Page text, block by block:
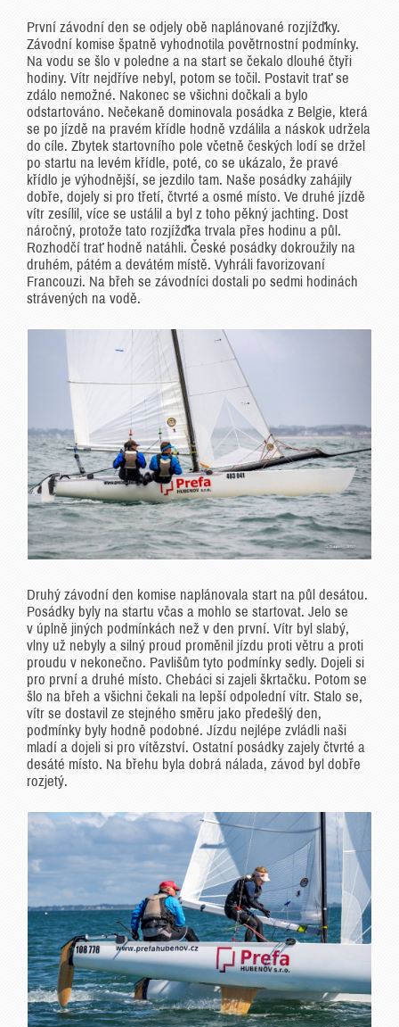
První závodní den se odjely obě naplánované rozjížďky.
Závodní komise špatně vyhodnotila povětrnostní podmínky.
Na vodu se šlo v poledne a na start se čekalo dlouhé čtyři
hodiny. Vítr nejdříve nebyl, potom se točil. Postavit trať se
zdálo nemožné. Nakonec se všichni dočkali a bylo
odstartováno. Nečekaně dominovala posádka z Belgie, která
se po jízdě na pravém křídle hodně vzdálila a náskok udržela
do cíle. Zbytek startovního pole včetně českých lodí se držel
po startu na levém křídle, poté, co se ukázalo, že pravé
křídlo je výhodnější, se jezdilo tam. Naše posádky zahájily
dobře, dojely si pro třetí, čtvrté a osmé místo. Ve druhé jízdě
vítr zesílil, více se ustálil a byl z toho pěkný jachting. Dost
náročný, protože tato rozjížďka trvala přes hodinu a půl.
Rozhodčí trať hodně natáhli. České posádky dokroužily na
druhém, pátém a devátém místě. Vyhráli favorizovaní
Francouzi. Na břeh se závodníci dostali po sedmi hodinách
strávených na vodě.
Druhý závodní den komise naplánovala start na půl desátou.
Posádky byly na startu včas a mohlo se startovat. Jelo se
v úplně jiných podmínkách než v den první. Vítr byl slabý,
vlny už nebyly a silný proud proměnil jízdu proti větru a proti
proudu v nekonečno. Pavlišům tyto podmínky sedly. Dojeli si
pro první a druhé místo. Chebáci si zajeli škrtačku. Potom se
šlo na břeh a všichni čekali na lepší odpolední vítr. Stalo se,
vítr se dostavil ze stejného směru jako předešlý den,
podmínky byly hodně podobné. Jízdu nejlépe zvládli naši
mladí a dojeli si pro vítězství. Ostatní posádky zajely čtvrté a
desáté místo. Na břehu byla dobrá nálada, závod byl dobře
rozjetý.